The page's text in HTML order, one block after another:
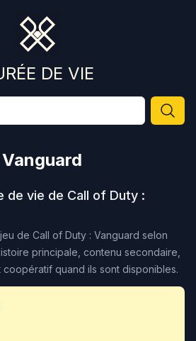
DE VIE
de vie de Call of Duty :
de Call of Duty : Vanguard selon
principale, contenu secondaire,
quand ils sont disponibles.